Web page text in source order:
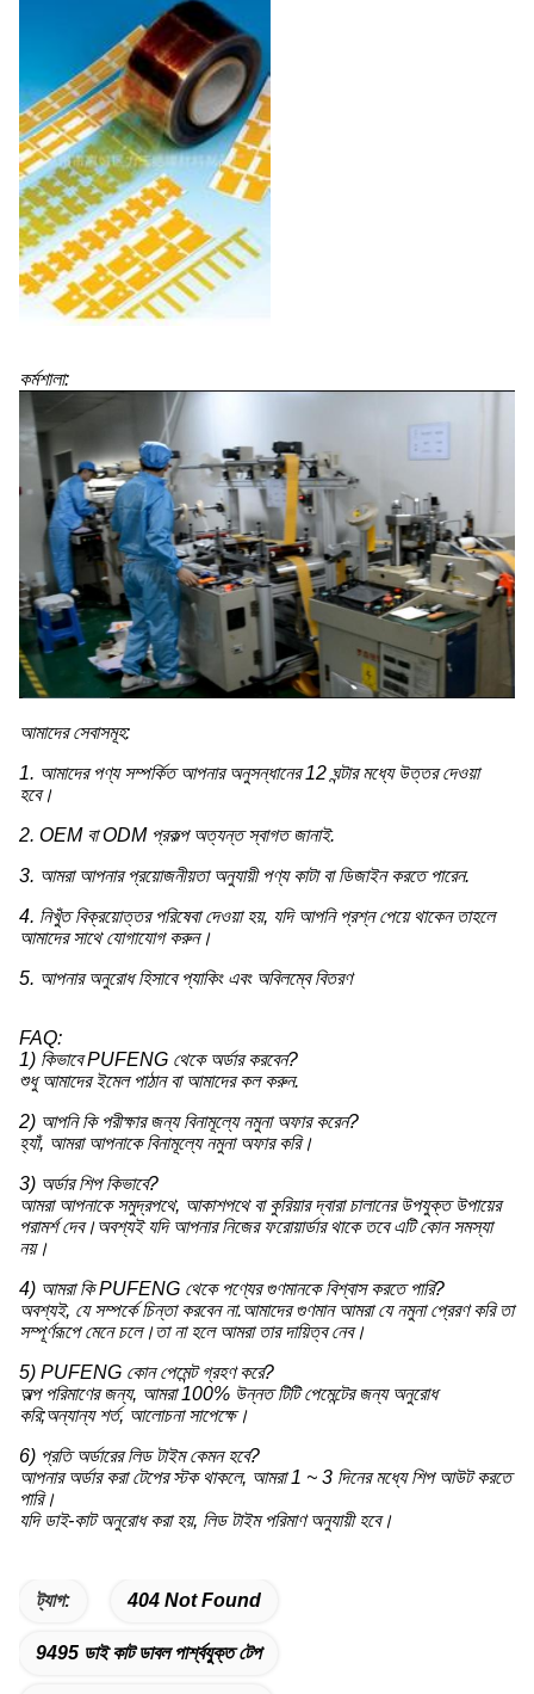
কর্মশালা:
আমাদের সেবাসমূহ:
1. আমাদের পণ্য সম্পর্কিত আপনার অনুসন্ধানের 12 ঘন্টার মধ্যে উত্তর দেওয়া
হবে।
2. OEM বা ODM প্রকল্প অত্যন্ত স্বাগত জানাই.
3. আমরা আপনার প্রয়োজনীয়তা অনুযায়ী পণ্য কাটা বা ডিজাইন করতে পারেন.
4. নিখুঁত বিক্রয়োত্তর পরিষেবা দেওয়া হয়, যদি আপনি প্রশ্ন পেয়ে থাকেন তাহলে
আমাদের সাথে যোগাযোগ করুন।
5. আপনার অনুরোধ হিসাবে প্যাকিং এবং অবিলম্বে বিতরণ
FAQ:
1) কিভাবে PUFENG থেকে অর্ডার করবেন?
শুধু আমাদের ইমেল পাঠান বা আমাদের কল করুন.
2) আপনি কি পরীক্ষার জন্য বিনামূল্যে নমুনা অফার করেন?
হ্যাঁ, আমরা আপনাকে বিনামূল্যে নমুনা অফার করি।
3) অর্ডার শিপ কিভাবে?
আমরা আপনাকে সমুদ্রপথে, আকাশপথে বা কুরিয়ার দ্বারা চালানের উপযুক্ত উপায়ের
পরামর্শ দেব।অবশ্যই যদি আপনার নিজের ফরোয়ার্ডার থাকে তবে এটি কোন সমস্যা
নয়।
4) আমরা কি PUFENG থেকে পণ্যের গুণমানকে বিশ্বাস করতে পারি?
অবশ্যই, যে সম্পর্কে চিন্তা করবেন না.আমাদের গুণমান আমরা যে নমুনা প্রেরণ করি তা
সম্পূর্ণরূপে মেনে চলে।তা না হলে আমরা তার দায়িত্ব নেব।
5) PUFENG কোন পেমেন্ট গ্রহণ করে?
অল্প পরিমাণের জন্য, আমরা 100% উন্নত টিটি পেমেন্টের জন্য অনুরোধ
করি;অন্যান্য শর্ত, আলোচনা সাপেক্ষে।
6) প্রতি অর্ডারের লিড টাইম কেমন হবে?
আপনার অর্ডার করা টেপের স্টক থাকলে, আমরা 1 ~ 3 দিনের মধ্যে শিপ আউট করতে
পারি।
যদি ডাই-কাট অনুরোধ করা হয়, লিড টাইম পরিমাণ অনুযায়ী হবে।
ট্যাগ: 404 Not Found
9495 ডাই কাট ডাবল পার্শ্বযুক্ত টেপ